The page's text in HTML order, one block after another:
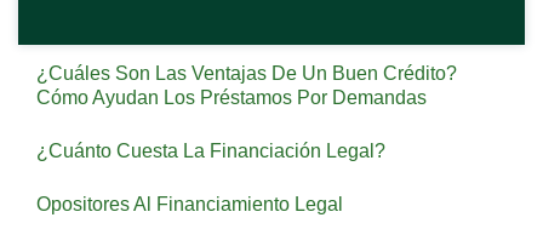
¿Cuáles Son Las Ventajas De Un Buen Crédito?
Cómo Ayudan Los Préstamos Por Demandas
¿Cuánto Cuesta La Financiación Legal?
Opositores Al Financiamiento Legal